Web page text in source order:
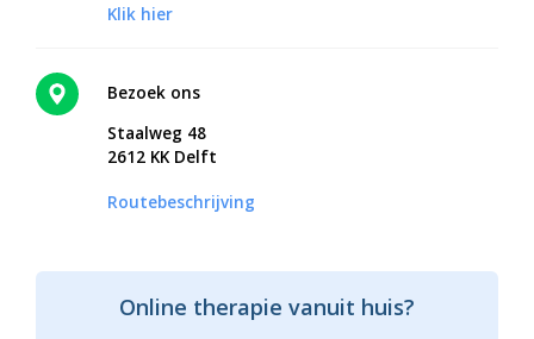
Klik hier
Bezoek ons
Staalweg 48
2612 KK Delft
Routebeschrijving
Online therapie vanuit huis?